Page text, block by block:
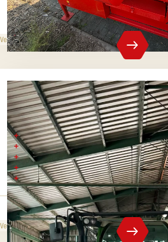
Spaltdruck
15 t
Max.
Verkaufspreis
FENDT 720
Baujahr 2021
800 Betriebsstunden
AGCO Power, 6-Zylinder-Turbodiesel
Hubraum 7,5 l
Leistung 200 k (149 kW)
Verkaufspreis